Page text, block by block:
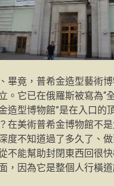
畢竟，普希金造型藝術
。它已在俄羅斯被寫為“
造型博物館”是在入口的
在美術普希金博物館不是
度不知道過了多久了、
不能幫助封閉東西回很
，因為它是整個人行橫道